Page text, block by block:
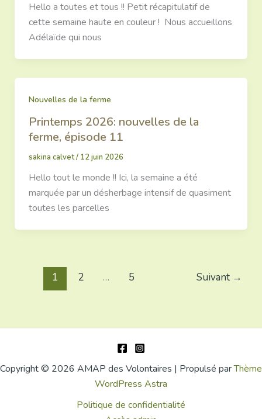
Hello a toutes et tous !! Petit récapitulatif de
cette semaine haute en couleur ! Nous accueillons
Adélaïde qui nous
Nouvelles de la ferme
Printemps 2026: nouvelles de la
ferme, épisode 11
sakina calvet/ 12 juin 2026
Hello tout le monde !! Ici, la semaine a été
marquée par un désherbage intensif de quasiment
toutes les parcelles
1 2 … 5 Suivant →
Copyright © 2026 AMAP des Volontaires | Propulsé parThème
WordPress Astra
Politique de confidentialité